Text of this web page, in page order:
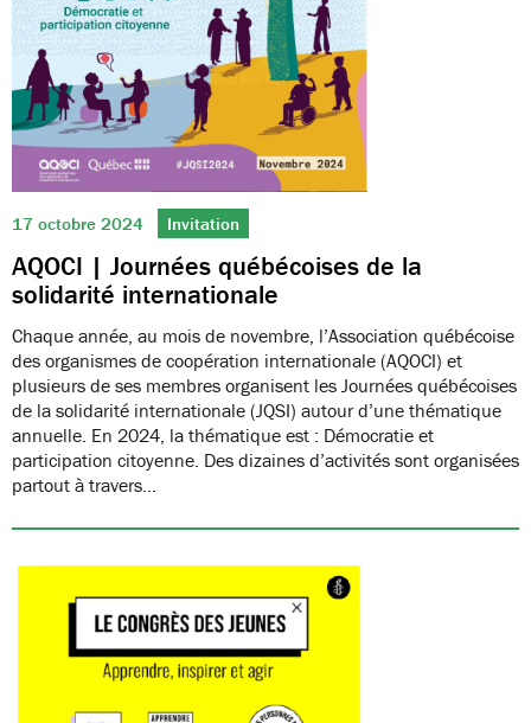
17 octobre 2024 Invitation
AQOCI | Journées québécoises de la
solidarité internationale
Chaque année, au mois de novembre, l’Association québécoise
des organismes de coopération internationale (AQOCI) et
plusieurs de ses membres organisent les Journées québécoises
de la solidarité internationale (JQSI) autour d’une thématique
annuelle. En 2024, la thématique est : Démocratie et
participation citoyenne. Des dizaines d’activités sont organisées
partout à travers…